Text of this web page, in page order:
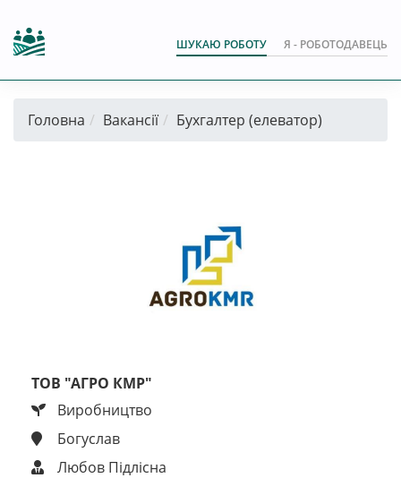
ШУКАЮ РОБОТУ Я - РОБОТОДАВЕЦЬ
Головна Вакансії Бухгалтер (елеватор)
ТОВ "АГРО КМР"
Виробництво
Богуслав
Любов Підлісна